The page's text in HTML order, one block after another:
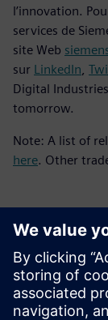
l’innovation.
services de
site Web
sur LinkedIn
Digital
tomorrow.
Note: A list of
here. Other
Contacts
Service RP de
E-mail :